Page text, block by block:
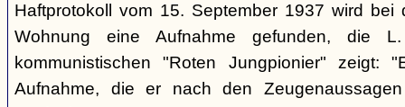
Haftprotokoll vom 15. September 1937 wird bei
Wohnung eine Aufnahme gefunden, die
kommunistischen "Roten Jungpionier" zeigt:
Aufnahme, die er nach den